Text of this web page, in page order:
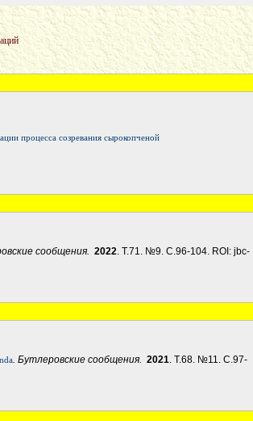
процесса созревания сырокопченой
сообщения. 2022. Т.71. №9. С.96-104. ROI: jbc-
. Бутлеровские сообщения. 2021. Т.68. №11. С.97-